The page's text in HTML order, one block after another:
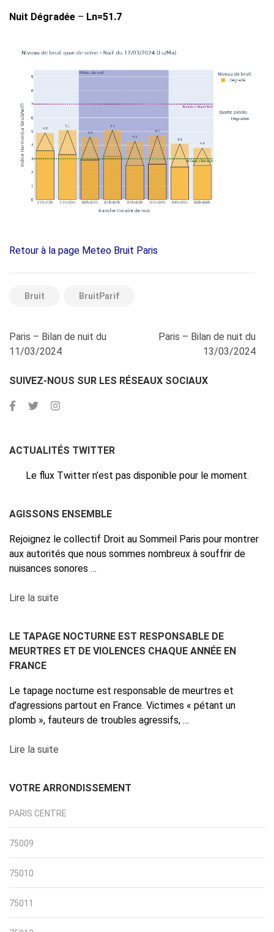
Nuit Dégradée – Ln=51.7
Retour à la page Meteo Bruit Paris
Bruit BruitParif
Navigation
de
Paris – Bilan de nuit du
11/03/2024
Paris – Bilan de nuit du
13/03/2024
SUIVEZ-NOUS SUR LES RÉSEAUX SOCIAUX
ACTUALITÉS TWITTER
Le flux Twitter n’est pas disponible pour le moment.
AGISSONS ENSEMBLE
Rejoignez le collectif Droit au Sommeil Paris pour montrer
aux autorités que nous sommes nombreux à souffrir de
nuisances sonores …
Lire la suite
LE TAPAGE NOCTURNE EST RESPONSABLE DE
MEURTRES ET DE VIOLENCES CHAQUE ANNÉE EN
FRANCE
Le tapage nocturne est responsable de meurtres et
d’agressions partout en France. Victimes « pétant un
plomb », fauteurs de troubles agressifs, …
Lire la suite
VOTRE ARRONDISSEMENT
PARIS CENTRE
75009
75010
75011